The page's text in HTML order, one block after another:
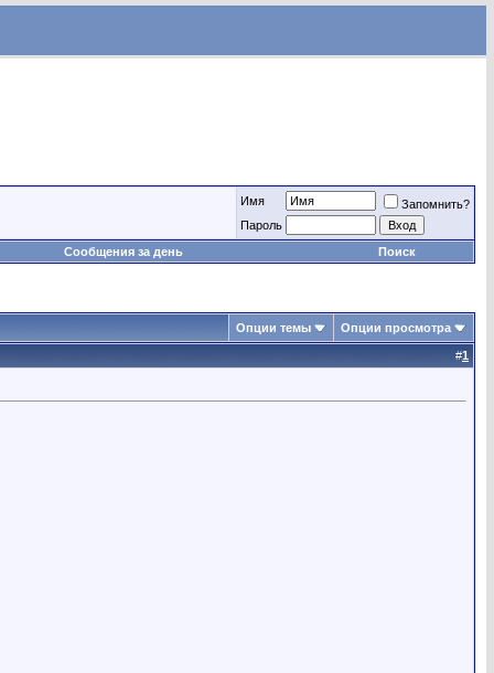
Имя
Запомнить?
Пароль
Сообщения за день
Поиск
Опции темы Опции просмотра
#1